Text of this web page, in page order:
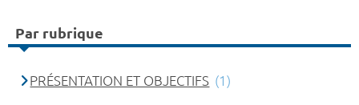
Par rubrique
PRÉSENTATION ET OBJECTIFS (1)